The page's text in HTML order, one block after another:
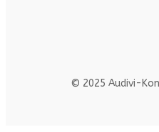
© 2025 Audivi-